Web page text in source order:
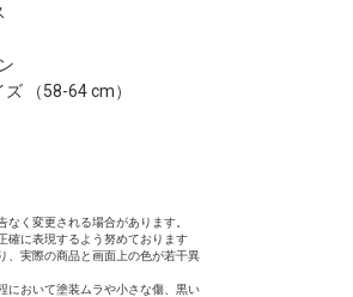
（58-64 cm）
く変更される場合があります。
確に表現するよう努めております
、実際の商品と画面上の色が若干異
において塗装ムラや小さな傷、黒い